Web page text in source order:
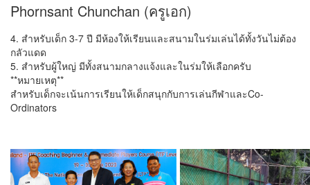
Phornsant Chunchan (ครูเอก)
4. สำหรับเด็ก 3-7 ปี มีห้องให้เรียนและสนามในร่มเล่นได้ทั้งวันไม่ต้อง
กลัวแดด
5. สำหรับผู้ใหญ่ มีทั้งสนามกลางแจ้งและในร่มให้เลือกครับ
**หมายเหตุ**
สำหรับเด็กจะเน้นการเรียนให้เด็กสนุกกับการเล่นกีฬาและCo-
Ordinators